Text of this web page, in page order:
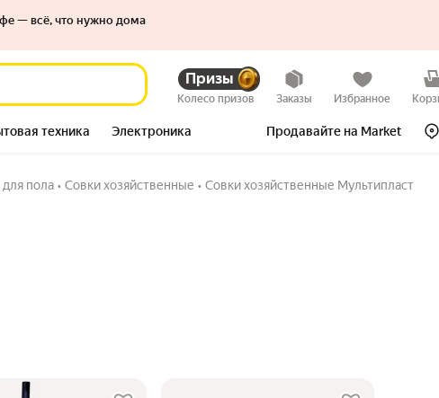
Призы
Колесо призов Заказы Избранное
техника Электроника Продавайте на Market
— всё, что нужно дома
пола • Совки хозяйственные • Совки хозяйственные Мультипласт